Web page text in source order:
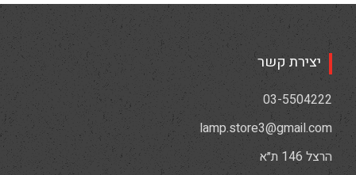
יצירת קשר
03-5504222
lamp.store3@gmail.com
הרצל 146 ת״א